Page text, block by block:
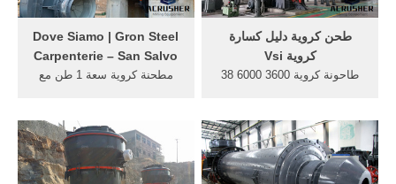
Dove Siamo | Gron Steel
Carpenterie – San Salvo
مطحنة كروية سعة 1 طن مع
Showing 1-12 of 4835 topics
حول السعر جـ9/42 : ر = 2 م ،
ق = 1 نيوتن . ...
طحن كروية دليل كسارة
كروية Vsi
طاحونة كروية 3600 6000 38
طاحونة الكرة لطحن الكلنكر
130 ر ح مخططات مطحنة سعة
150 200 طن. الكرة مطحنة